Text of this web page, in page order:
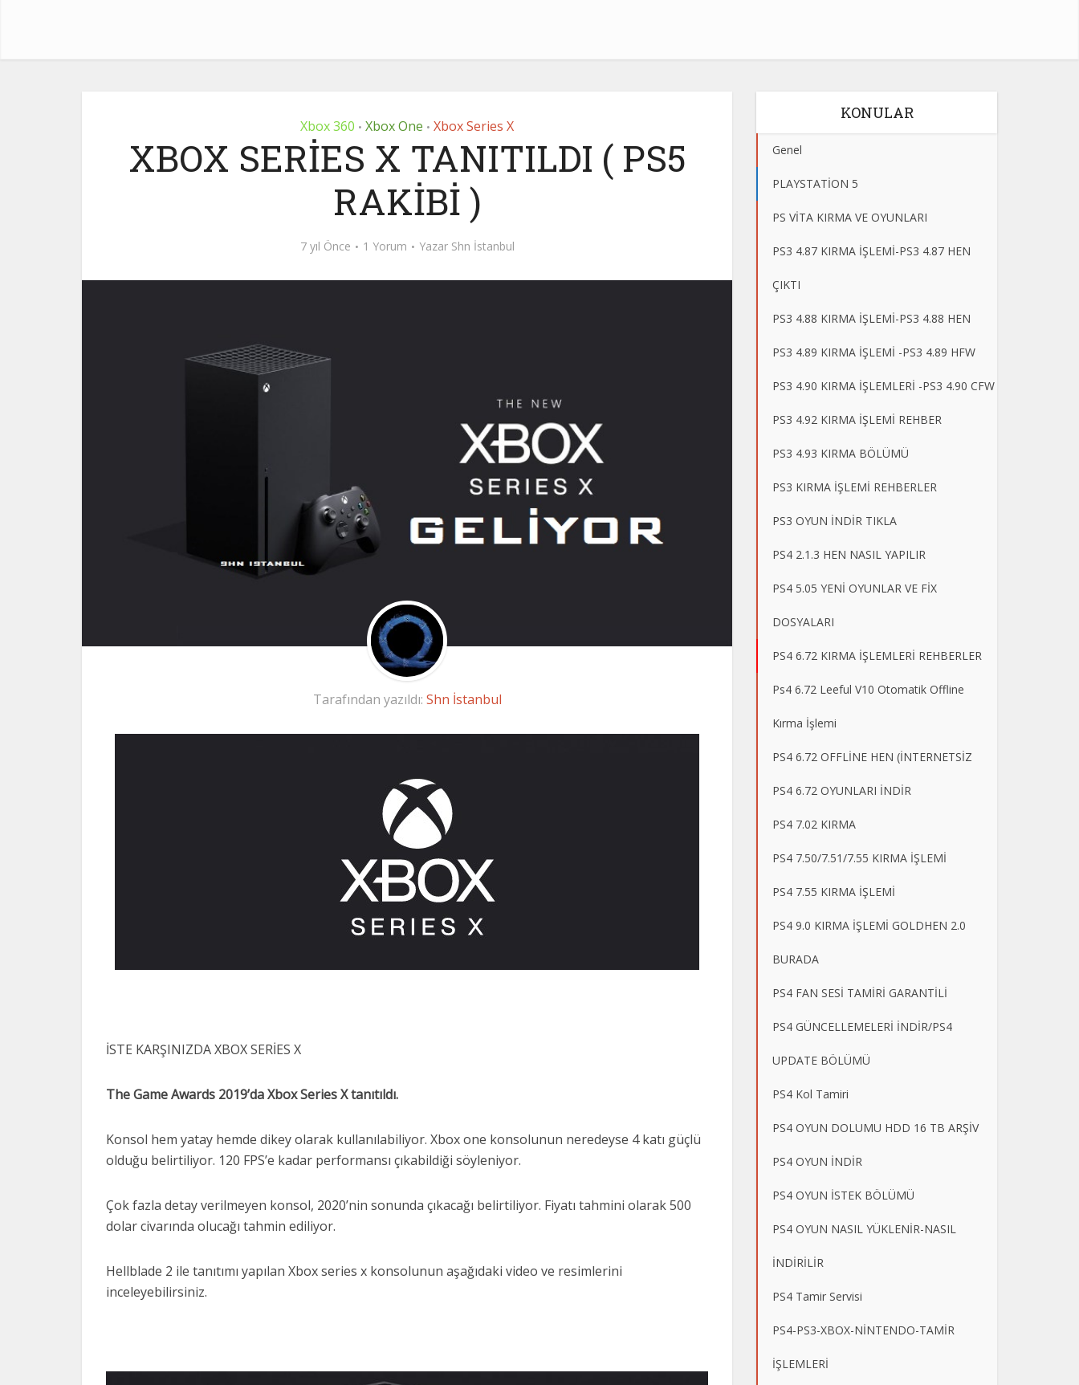
Xbox 360 • Xbox One • Xbox Series X
XBOX SERİES X TANITILDI ( PS5
RAKİBİ )
7 yıl Önce 1 Yorum Yazar Shn İstanbul
Tarafından yazıldı: Shn İstanbul
İSTE KARŞINIZDA XBOX SERİES X
The Game Awards 2019’da Xbox Series X tanıtıldı.
Konsol hem yatay hemde dikey olarak kullanılabiliyor. Xbox one konsolunun neredeyse 4 katı güçlü
olduğu belirtiliyor. 120 FPS’e kadar performansı çıkabildiği söyleniyor.
Çok fazla detay verilmeyen konsol, 2020’nin sonunda çıkacağı belirtiliyor. Fiyatı tahmini olarak 500
dolar civarında olucağı tahmin ediliyor.
Hellblade 2 ile tanıtımı yapılan Xbox series x konsolunun aşağıdaki video ve resimlerini
inceleyebilirsiniz.
KONULAR
Genel
PLAYSTATİON 5
PS VİTA KIRMA VE OYUNLARI
PS3 4.87 KIRMA İŞLEMİ-PS3 4.87 HEN
ÇIKTI
PS3 4.88 KIRMA İŞLEMİ-PS3 4.88 HEN
PS3 4.89 KIRMA İŞLEMİ -PS3 4.89 HFW
PS3 4.90 KIRMA İŞLEMLERİ -PS3 4.90 CFW
PS3 4.92 KIRMA İŞLEMİ REHBER
PS3 4.93 KIRMA BÖLÜMÜ
PS3 KIRMA İŞLEMİ REHBERLER
PS3 OYUN İNDİR TIKLA
PS4 2.1.3 HEN NASIL YAPILIR
PS4 5.05 YENİ OYUNLAR VE FİX
DOSYALARI
PS4 6.72 KIRMA İŞLEMLERİ REHBERLER
Ps4 6.72 Leeful V10 Otomatik Offline
Kırma İşlemi
PS4 6.72 OFFLİNE HEN (İNTERNETSİZ
PS4 6.72 OYUNLARI İNDİR
PS4 7.02 KIRMA
PS4 7.50/7.51/7.55 KIRMA İŞLEMİ
PS4 7.55 KIRMA İŞLEMİ
PS4 9.0 KIRMA İŞLEMİ GOLDHEN 2.0
BURADA
PS4 FAN SESİ TAMİRİ GARANTİLİ
PS4 GÜNCELLEMELERİ İNDİR/PS4
UPDATE BÖLÜMÜ
PS4 Kol Tamiri
PS4 OYUN DOLUMU HDD 16 TB ARŞİV
PS4 OYUN İNDİR
PS4 OYUN İSTEK BÖLÜMÜ
PS4 OYUN NASIL YÜKLENİR-NASIL
İNDİRİLİR
PS4 Tamir Servisi
PS4-PS3-XBOX-NİNTENDO-TAMİR
İŞLEMLERİ